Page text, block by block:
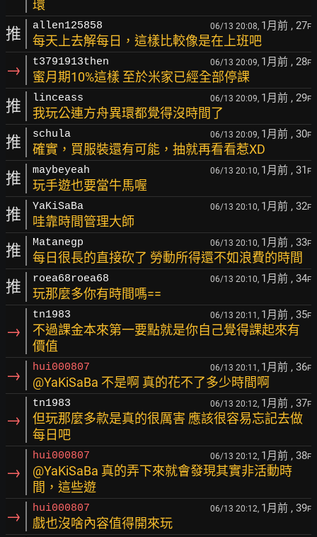
環
推 allen125858 06/13 20:08, 1月前 , 27F
每天上去解每日，這樣比較像是在上班吧
→ t3791913then 06/13 20:09, 1月前 , 28F
蜜月期10%這樣 至於米家已經全部停課
推 linceass 06/13 20:09, 1月前 , 29F
我玩公連方舟異環都覺得沒時間了
推 schula 06/13 20:09, 1月前 , 30F
確實，買服裝還有可能，抽就再看看惹XD
推 maybeyeah 06/13 20:10, 1月前 , 31 F
玩手遊也要當牛馬喔
推 YaKiSaBa 06/13 20:10, 1月前 , 32F
哇靠時間管理大師
推 Matanegp 06/13 20:10, 1月前 , 33F
每日很長的直接砍了 勞動所得還不如浪費的時間
推 roea68roea68 06/13 20:10, 1月前 , 34F
玩那麼多你有時間嗎==
→
tn1983 06/13 20:11, 1月前 , 35F
不過課金本來第一要點就是你自己覺得課起來有
價值
→ hui000807 06/13 20:11, 1月前 , 36F
@YaKiSaBa 不是啊 真的花不了多少時間啊
→
tn1983 06/13 20:12, 1月前 , 37F
但玩那麼多款是真的很厲害 應該很容易忘記去做
每日吧
→
hui000807 06/13 20:12, 1月前 , 38F
@YaKiSaBa 真的弄下來就會發現其實非活動時
間，這些遊
→ hui000807 06/13 20:12, 1月前 , 39F
戲也沒啥內容值得開來玩